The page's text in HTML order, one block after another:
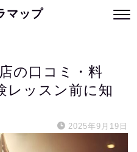
マップ
の口コミ・料
レッスン前に知
2025年9月19日